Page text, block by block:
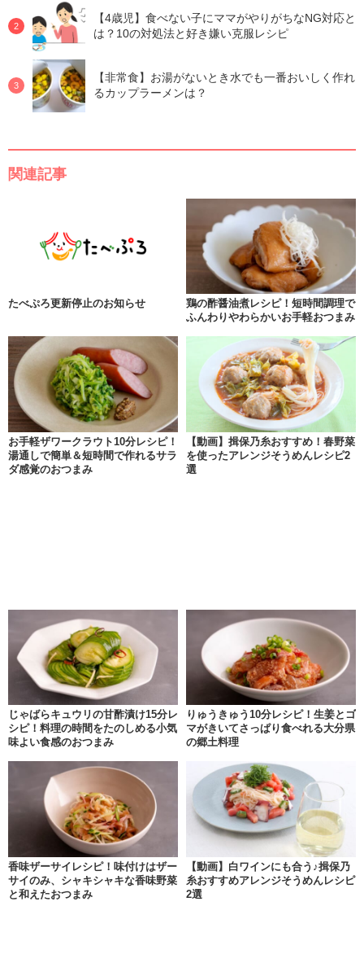
【4歳児】食べない子にママがやりがちなNG対応と
は？10の対処法と好き嫌い克服レシピ
【非常食】お湯がないとき水でも一番おいしく作れ
るカップラーメンは？
関連記事
たべぷろ更新停止のお知らせ
鶏の酢醤油煮レシピ！短時間調理で
ふんわりやわらかいお手軽おつまみ
お手軽ザワークラウト10分レシピ！
湯通しで簡単＆短時間で作れるサラ
ダ感覚のおつまみ
【動画】揖保乃糸おすすめ！春野菜
を使ったアレンジそうめんレシピ2
選
じゃばらキュウリの甘酢漬け15分レ
シピ！料理の時間をたのしめる小気
味よい食感のおつまみ
りゅうきゅう10分レシピ！生姜とゴ
マがきいてさっぱり食べれる大分県
の郷土料理
香味ザーサイレシピ！味付けはザー
サイのみ、シャキシャキな香味野菜
と和えたおつまみ
【動画】白ワインにも合う♪揖保乃
糸おすすめアレンジそうめんレシピ
2選